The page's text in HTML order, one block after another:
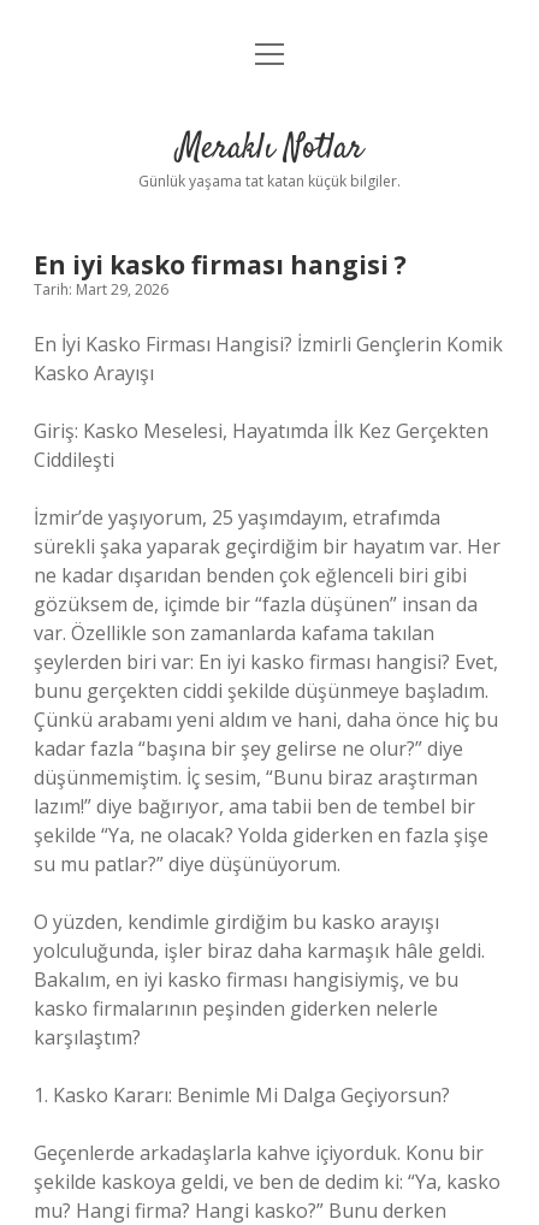
Anasayfa
Yasal Uyarı
menüyü
Meraklı Notlar
Günlük yaşama tat katan küçük bilgiler.
En iyi kasko firması hangisi ?
Tarih: Mart 29, 2026
En İyi Kasko Firması Hangisi? İzmirli Gençlerin Komik
Kasko Arayışı
Giriş: Kasko Meselesi, Hayatımda İlk Kez Gerçekten
Ciddileşti
İzmir’de yaşıyorum, 25 yaşımdayım, etrafımda
sürekli şaka yaparak geçirdiğim bir hayatım var. Her
ne kadar dışarıdan benden çok eğlenceli biri gibi
gözüksem de, içimde bir “fazla düşünen” insan da
var. Özellikle son zamanlarda kafama takılan
şeylerden biri var: En iyi kasko firması hangisi? Evet,
bunu gerçekten ciddi şekilde düşünmeye başladım.
Çünkü arabamı yeni aldım ve hani, daha önce hiç bu
kadar fazla “başına bir şey gelirse ne olur?” diye
düşünmemiştim. İç sesim, “Bunu biraz araştırman
lazım!” diye bağırıyor, ama tabii ben de tembel bir
şekilde “Ya, ne olacak? Yolda giderken en fazla şişe
su mu patlar?” diye düşünüyorum.
O yüzden, kendimle girdiğim bu kasko arayışı
yolculuğunda, işler biraz daha karmaşık hâle geldi.
Bakalım, en iyi kasko firması hangisiymiş, ve bu
kasko firmalarının peşinden giderken nelerle
karşılaştım?
1. Kasko Kararı: Benimle Mi Dalga Geçiyorsun?
Geçenlerde arkadaşlarla kahve içiyorduk. Konu bir
şekilde kaskoya geldi, ve ben de dedim ki: “Ya, kasko
mu? Hangi firma? Hangi kasko?” Bunu derken